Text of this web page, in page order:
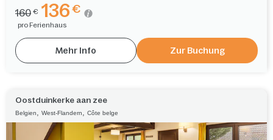
160 € 136 €
pro Ferienhaus
Mehr Info Zur Buchung
Oostduinkerke aan zee
Belgien, West-Flandern, Côte belge